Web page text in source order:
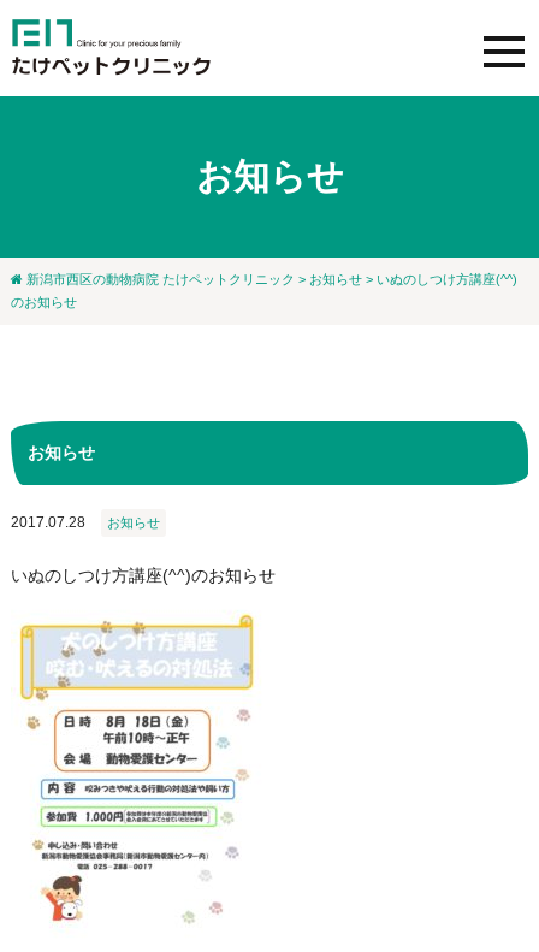
お知らせ
新潟市西区の動物病院 たけペットクリニック > お知らせ> いぬのしつけ方講座(^^)
のお知らせ
お知らせ
2017.07.28 お知らせ
いぬのしつけ方講座(^^)のお知らせ